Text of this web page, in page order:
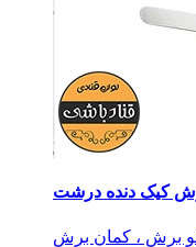
کیک دنده درشت
برش ، کمان برش